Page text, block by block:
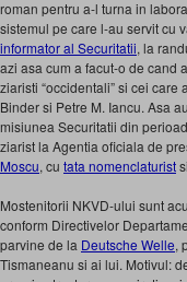
roman pentru a-l turna in
sistemul pe care l-au servit cu
informator al Securitatii, la
azi asa cum a facut-o de cand
ziaristi “occidentali” si cei
Binder si Petre M. Iancu. Asa
misiunea Securitatii din
ziarist la Agentia oficiala de
Moscu, cu tata nomenclaturistsi
Mostenitorii NKVD-ului sunt
conform Directivelor
parvine de la Deutsche Welle,
Tismaneanu si ai lui. Motivul: